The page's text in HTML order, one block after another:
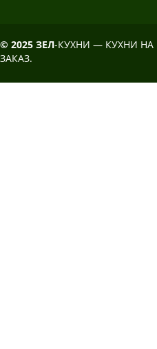
© 2025 ЗЕЛ-КУХНИ — КУХНИ НА
ЗАКАЗ.